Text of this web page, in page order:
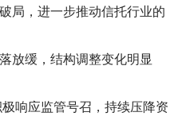
局，进一步推动信托行业的
放缓，结构调整变化明显
响应监管号召，持续压降资